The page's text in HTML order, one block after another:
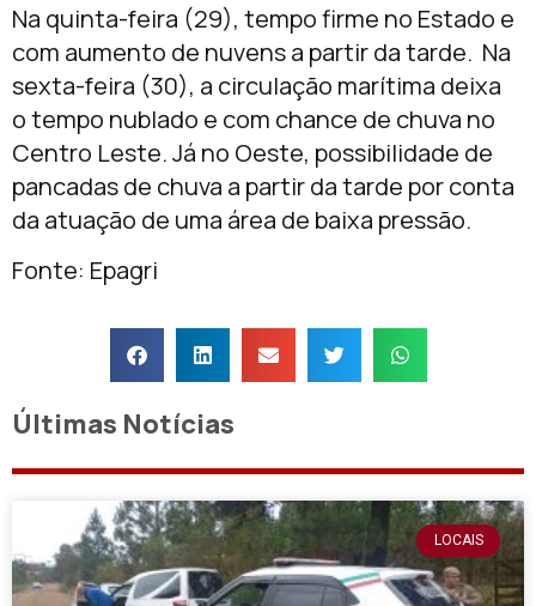
Na quinta-feira (29), tempo firme no Estado e
com aumento de nuvens a partir da tarde. Na
sexta-feira (30), a circulação marítima deixa
o tempo nublado e com chance de chuva no
Centro Leste. Já no Oeste, possibilidade de
pancadas de chuva a partir da tarde por conta
da atuação de uma área de baixa pressão.
Fonte: Epagri
Últimas Notícias
LOCAIS